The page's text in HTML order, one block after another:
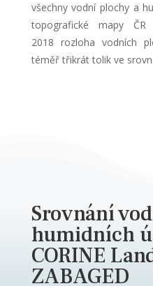
všechny vodní plochy a
topografické mapy
2018 rozloha vodních
téměř třikrát tolik ve
Srovnání
humidních
CORINE
ZABAGED